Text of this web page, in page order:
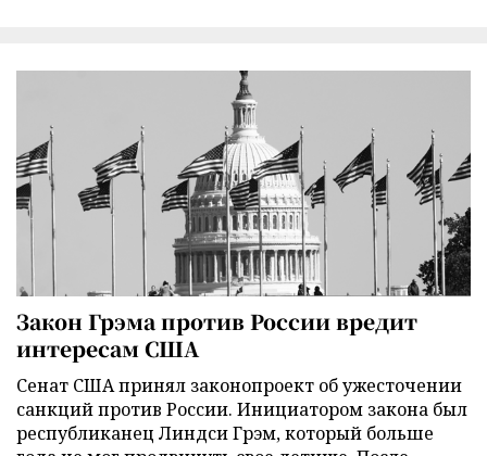
Закон Грэма против России вредит
интересам США
Сенат США принял законопроект об ужесточении
санкций против России. Инициатором закона был
республиканец Линдси Грэм, который больше